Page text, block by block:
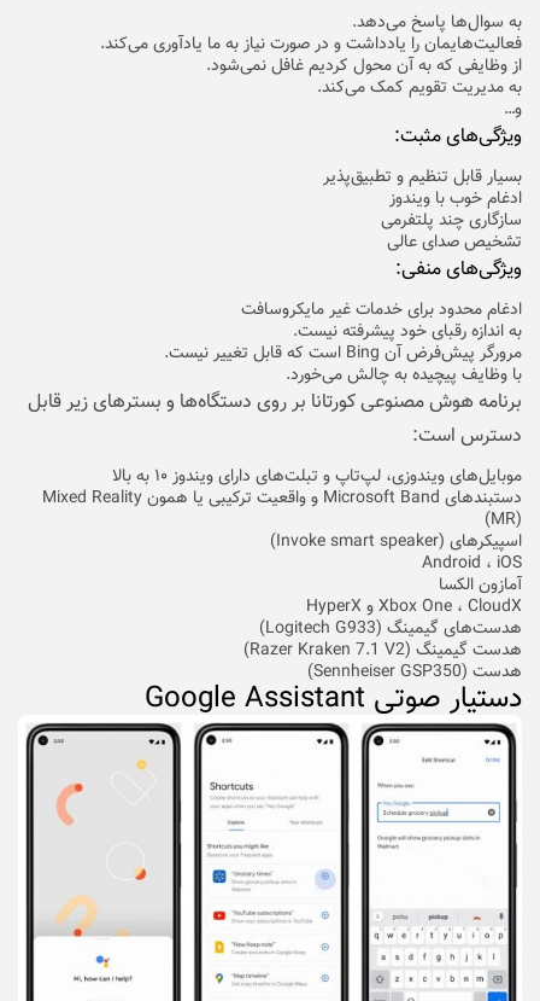
به سوال‌ها پاسخ می‌دهد.
فعالیت‌هایمان را یادداشت و در صورت نیاز به ما یادآوری می‌کند.
از وظایفی که به آن محول کردیم غافل نمی‌شود.
به مدیریت تقویم کمک می‌کند.
و…
ویژگی‌های مثبت:
بسیار قابل تنظیم و تطبیق‌پذیر
ادغام خوب با ویندوز
سازگاری چند پلتفرمی
تشخیص صدای عالی
ویژگی‌های منفی:
ادغام محدود برای خدمات غیر مایکروسافت
به اندازه رقبای خود پیشرفته نیست.
مرورگر پیش‌فرض آن Bing است که قابل تغییر نیست.
با وظایف پیچیده به چالش می‌خورد.
برنامه هوش مصنوعی کورتانا بر روی دستگاه‌ها و بسترهای زیر قابل
دسترس است:
موبایل‌های ویندوزی، لپ‌تاپ و تبلت‌های دارای ویندوز ۱۰ به بالا
دستبند‌های Microsoft Band و واقعیت ترکیبی یا همون Mixed Reality
(MR)
اسپیکر‌های (Invoke smart speaker)
Android ، iOS
آمازون الکسا
Xbox One ، CloudX و HyperX
هدست‌های گیمینگ (Logitech G933)
هدست گیمینگ (Razer Kraken 7.1 V2)
هدست (Sennheiser GSP350)
دستیار صوتی Google Assistant